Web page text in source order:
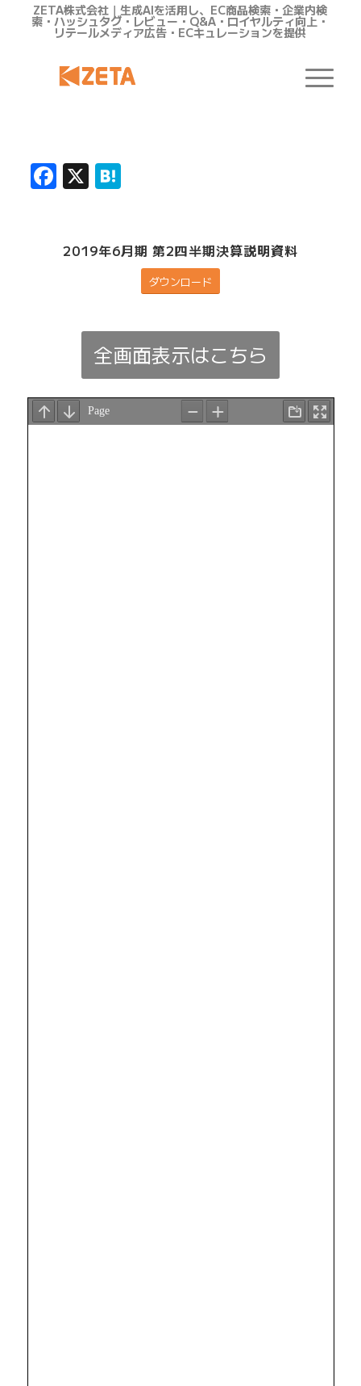
ZETA株式会社｜生成AIを活用し、EC商品検索・企業内検
索・ハッシュタグ・レビュー・Q&A・ロイヤルティ向上・
リテールメディア広告・ECキュレーションを提供
Facebook
X Hatena
2019年6月期 第2四半期決算説明資料
ダウンロード
全画面表示はこちら